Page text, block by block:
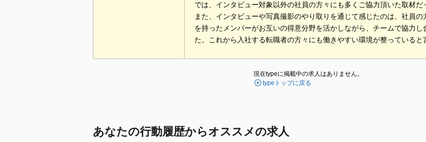
では、インタビュー対象以外の社員の方々にも多くご協力頂いた取材だ
また、インタビューや写真撮影のやり取りを通じて感じたのは、社員
を持ったメンバーがお互いの得意分野を活かしながら、チームで協力
た。これから入社する転職者の方々にも働きやすい環境が整っていると
現在typeに掲載中の求人はありません。
typeトップに戻る
あなたの行動履歴からオススメの求人